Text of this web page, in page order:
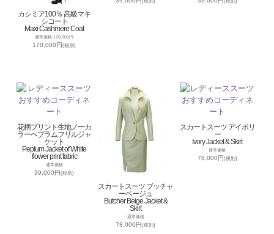
カシミア100％ 高級マキ
シコート
Maxi Cashmere Coat
通常価格 170,000円
170,000円(税別)
(税別) (税別)
花柄プリント生地ノーカ
ラーぺプラムフリルジャ
ケット
Peplum Jacket of White
flower print fabric
通常価格
39,000円(税別)
スカートスーツ ブッチャ
ーベージュ
Butcher Beige Jacket &
Skirt
通常価格
78,000円(税別)
スカートスーツ アイボリ
ー
Ivory Jacket & Skirt
通常価格
78,000円 (税別)